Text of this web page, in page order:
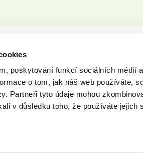
poskytování funkcí sociálních médií
o tom, jak náš web používáte,
Partneři tyto údaje mohou
v důsledku toho, že používáte jejich
Potřebujete poradit s novými
vše rádi vysvětlíme.